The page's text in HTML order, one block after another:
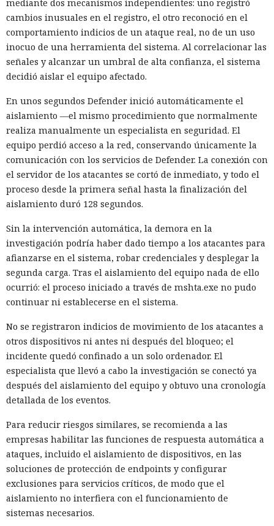
mediante dos mecanismos independientes: uno registró
cambios inusuales en el registro, el otro reconoció en el
comportamiento indicios de un ataque real, no de un uso
inocuo de una herramienta del sistema. Al correlacionar las
señales y alcanzar un umbral de alta confianza, el sistema
decidió aislar el equipo afectado.
En unos segundos Defender inició automáticamente el
aislamiento —el mismo procedimiento que normalmente
realiza manualmente un especialista en seguridad. El
equipo perdió acceso a la red, conservando únicamente la
comunicación con los servicios de Defender. La conexión con
el servidor de los atacantes se cortó de inmediato, y todo el
proceso desde la primera señal hasta la finalización del
aislamiento duró 128 segundos.
Sin la intervención automática, la demora en la
investigación podría haber dado tiempo a los atacantes para
afianzarse en el sistema, robar credenciales y desplegar la
segunda carga. Tras el aislamiento del equipo nada de ello
ocurrió: el proceso iniciado a través de mshta.exe no pudo
continuar ni establecerse en el sistema.
No se registraron indicios de movimiento de los atacantes a
otros dispositivos ni antes ni después del bloqueo; el
incidente quedó confinado a un solo ordenador. El
especialista que llevó a cabo la investigación se conectó ya
después del aislamiento del equipo y obtuvo una cronología
detallada de los eventos.
Para reducir riesgos similares, se recomienda a las
empresas habilitar las funciones de respuesta automática a
ataques, incluido el aislamiento de dispositivos, en las
soluciones de protección de endpoints y configurar
exclusiones para servicios críticos, de modo que el
aislamiento no interfiera con el funcionamiento de
sistemas necesarios.